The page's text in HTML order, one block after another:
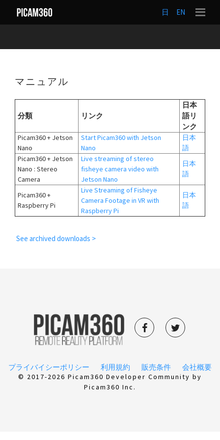
日 EN
マニュアル
分類 リンク
日本
語リ
ンク
Picam360 + Jetson
Nano
Start Picam360 with Jetson
Nano
日本
語
Picam360 + Jetson
Nano : Stereo
Camera
Live streaming of stereo
fisheye camera video with
Jetson Nano
日本
語
Picam360 +
Raspberry Pi
Live Streaming of Fisheye
Camera Footage in VR with
Raspberry Pi
日本
語
See archived downloads >
プライバイシーポリシー 利用規約 販売条件 会社概要
© 2017-2026 Picam360 Developer Community by
Picam360 Inc.